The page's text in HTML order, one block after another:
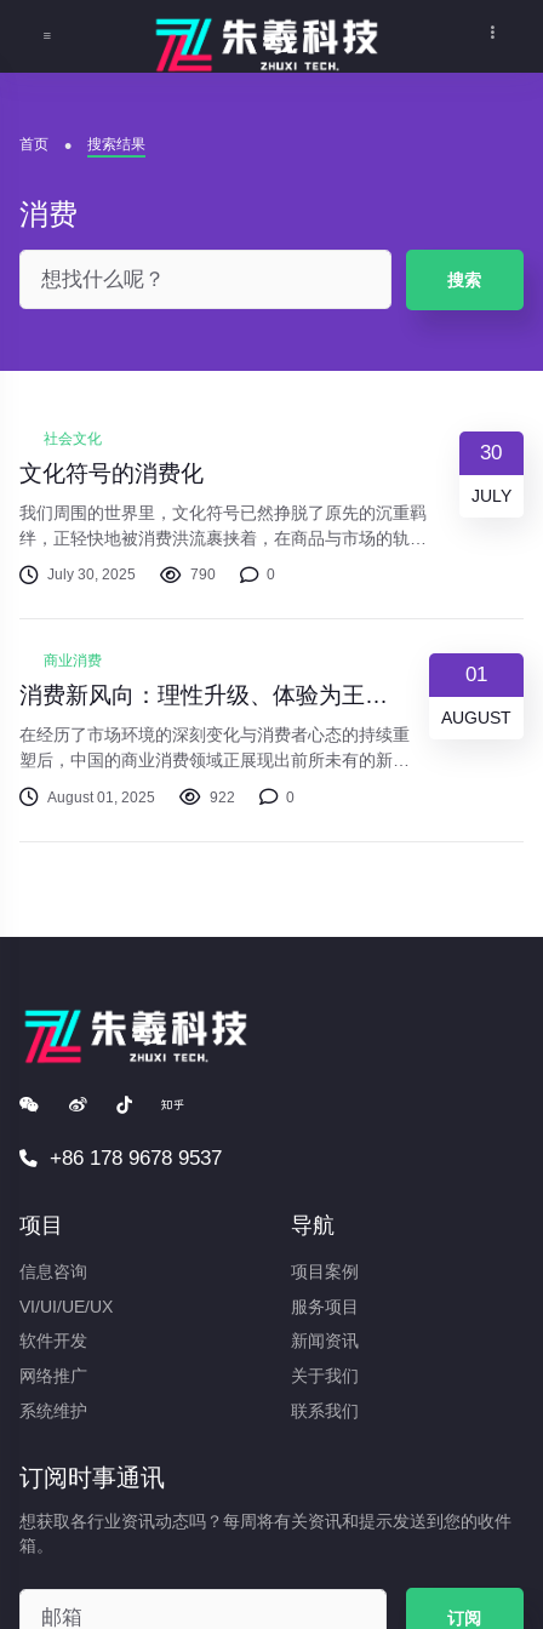
首页 搜索结果
消费
搜索
30
JULY
社会文化
文化符号的消费化
我们周围的世界里，文化符号已然挣脱了原先的沉重羁
绊，正轻快地被消费洪流裹挟着，在商品与市场的轨道
上重新塑造着自己的身份。那青铜器形状的冰箱贴，在
冰箱门亮光里闪烁着，古老肃穆的祭祀礼器被悄然压扁
与那红油翻腾的喧闹一同起舞。
July 30, 2025 790 0
01
AUGUST
商业消费
消费新风向：理性升级、体验为王、国货当道——透视当下商业消费新图景
在经历了市场环境的深刻变化与消费者心态的持续重
塑后，中国的商业消费领域正展现出前所未有的新活
力与新图景。告别了单纯追求“量”的粗放增长，如今
的消费市场更注重“质”的提升与“体验”的满足，理
August 01, 2025 922 0
+86 178 9678 9537
项目
信息咨询
VI/UI/UE/UX
软件开发
网络推广
系统维护
导航
项目案例
服务项目
新闻资讯
关于我们
联系我们
订阅时事通讯
想获取各行业资讯动态吗？每周将有关资讯和提示发送到您的收件
箱。
订阅